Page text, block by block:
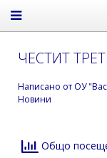
ЧЕСТИТ
Написано от ОУ
Новини
Общо